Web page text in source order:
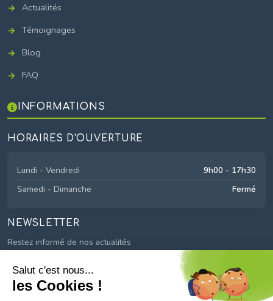
Actualités
Témoignages
Blog
FAQ
INFORMATIONS
HORAIRES D'OUVERTURE
Lundi - Vendredi
9h00 - 17h30
Samedi - Dimanche
Fermé
NEWSLETTER
Restez informé de nos actualités